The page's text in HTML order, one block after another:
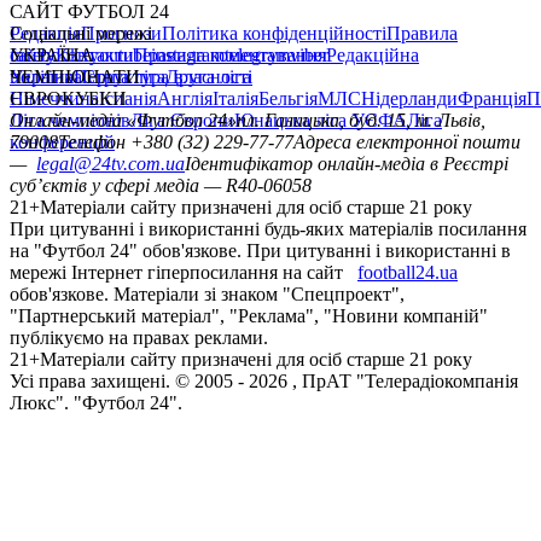
САЙТ ФУТБОЛ 24
РедакціяПрогнозиПолітика конфіденційностіПравила
сайтуКонтактиПравила коментуванняРедакційна
політикаСтруктура власності
Соціальні мережі
facebookxyoutubeinstagramtelegramviber
УКРАЇНА
УкраїнаПерша лігаДруга ліга
ЧЕМПІОНАТИ
НімеччинаІспаніяАнгліяІталіяБельгіяМЛСНідерландиФранція
ЄВРОКУБКИ
Ліга чемпіонівЛіга ЄвропиЮнацька ліга УЄФАЛіга
конференцій
Онлайн-медіа «Футбол 24»пл. Галицька, буд. 15, м. Львів,
79008Телефон +380 (32) 229-77-77Адреса електронної пошти
— legal@24tv.com.uaІдентифікатор онлайн-медіа в Реєстрі
суб’єктів у сфері медіа — R40-06058
21+Матеріали сайту призначені для осіб старше 21 року
При цитуванні і використанні будь-яких матеріалів посилання
на "Футбол 24" обов'язкове. При цитуванні і використанні в
мережі Інтернет гіперпосилання на сайт
football24.ua
обов'язкове. Матеріали зі знаком "Спецпроект",
"Партнерський матеріал", "Реклама", "Новини компаній"
публікуємо на правах реклами.
21+Матеріали сайту призначені для осіб старше 21 року
Усi права захищенi. © 2005 - 2026 , ПрАТ "Телерадіокомпанія
Люкс". "Футбол 24".